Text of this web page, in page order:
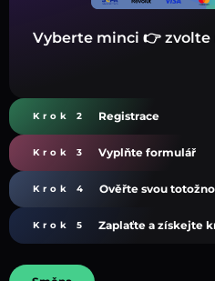
Vyberte minci 👉 zvolte
Krok 2 Registrace
Krok 3 Vyplňte formulář
Krok 4 Ověřte svou
Krok 5 Zaplaťte a získejte